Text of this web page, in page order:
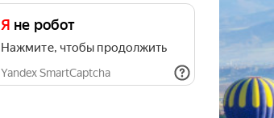
Я не робот
Нажмите, чтобы продолжить
Yandex SmartCaptcha